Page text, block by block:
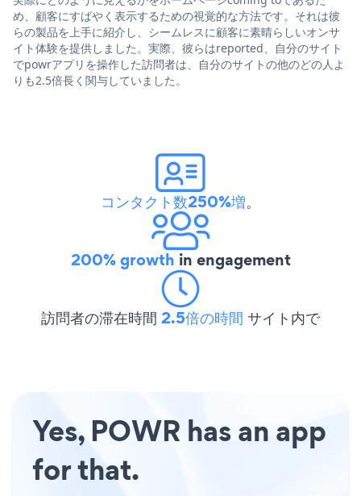
め、顧客にすばやく表示するための視覚的な方法です。それは彼
らの製品を上手に紹介し、シームレスに顧客に素晴らしいオンサ
イト体験を提供しました。実際、彼らはreported、自分のサイト
でpowrアプリを操作した訪問者は、自分のサイトの他のどの人よ
りも2.5倍長く関与していました。
コンタクト数250%増。
200% growth in engagement
訪問者の滞在時間 2.5倍の時間 サイト内で
Yes, POWR has an app
for that.